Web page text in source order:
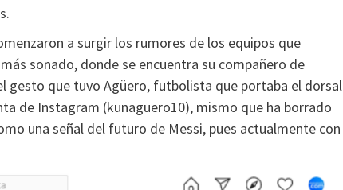
a surgir los rumores de los equipos que
sonado, donde se encuentra su compañero de
gesto que tuvo Agüero, futbolista que portaba el dorsal
de Instagram (kunaguero10), mismo que ha borrado
una señal del futuro de Messi, pues actualmente con